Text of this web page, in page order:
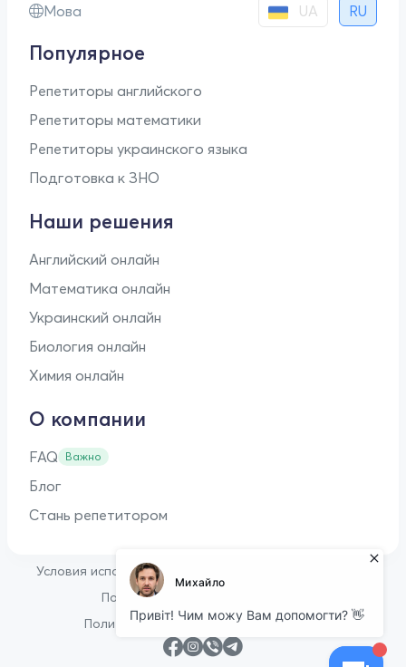
Мова
UA RU
Популярное
Репетиторы английского
Репетиторы математики
Репетиторы украинского языка
Подготовка к ЗНО
Наши решения
Английский онлайн
Математика онлайн
Украинский онлайн
Биология онлайн
Химия онлайн
О компании
FAQ Важно
Блог
Стань репетитором
Условия использования
Политика конфиденциальности
Политика в отношении файлов cookie